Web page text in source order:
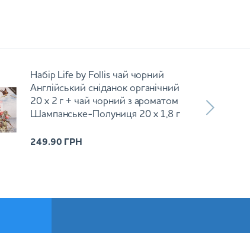
Набір Life by Follis чай чорний
Англійський сніданок органічний
20 х 2 г + чай чорний з ароматом
Шампанське-Полуниця 20 х 1,8 г
249.90 ГРН